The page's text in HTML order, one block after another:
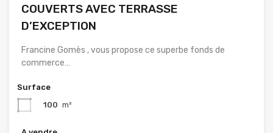
COUVERTS AVEC TERRASSE
D’EXCEPTION
Francine Gomès , vous propose ce superbe fonds de
commerce…
Surface
100 m²